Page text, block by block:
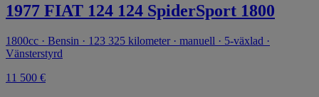
1977 FIAT 124 124 SpiderSport 1800
1800cc · Bensin · 123 325 kilometer · manuell · 5-växlad ·
Vänsterstyrd
11 500 €